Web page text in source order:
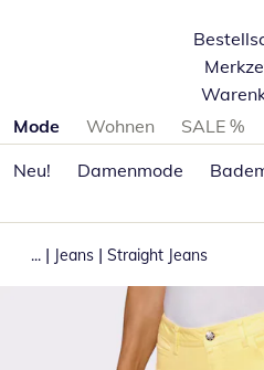
Produktkategorien
Mode Wohnen SALE %
Neu!
Damenmode
... | Jeans | Straight Jeans